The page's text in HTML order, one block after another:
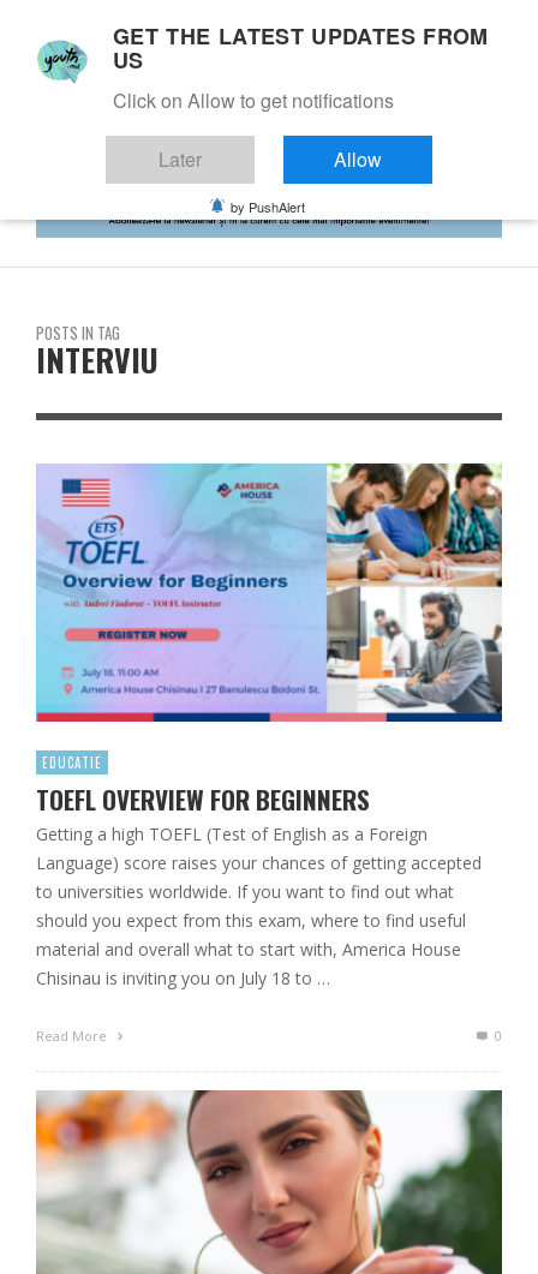
POSTS IN TAG
INTERVIU
EDUCATIE
TOEFL OVERVIEW FOR BEGINNERS
Getting a high TOEFL (Test of English as a Foreign
Language) score raises your chances of getting accepted
to universities worldwide. If you want to find out what
should you expect from this exam, where to find useful
material and overall what to start with, America House
Chisinau is inviting you on July 18 to …
Read More 0
GET THE LATEST UPDATES FROM
US
Click on Allow to get notifications
Later Allow
by PushAlert